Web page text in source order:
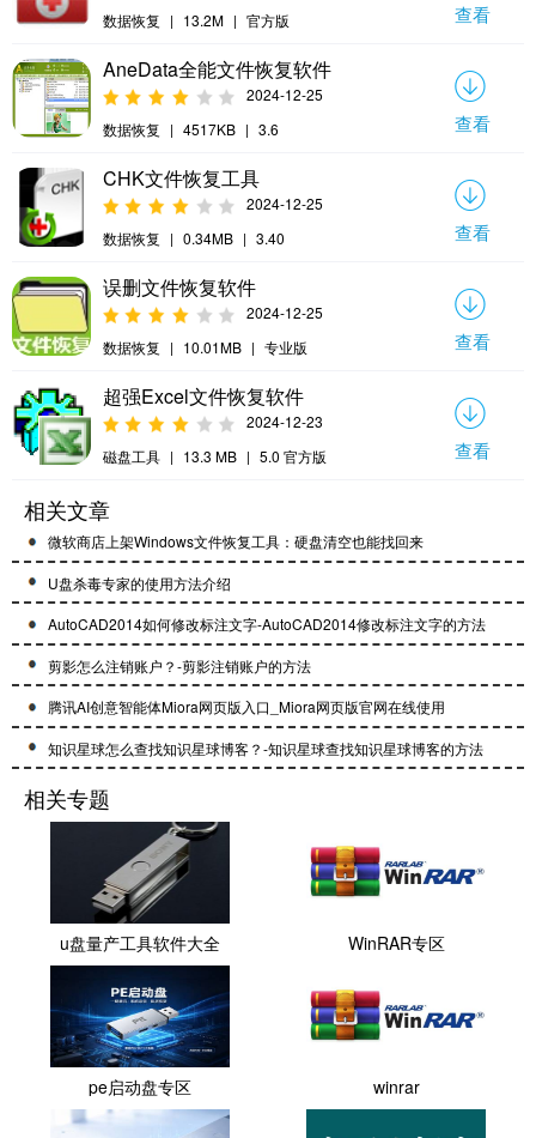
数据恢复 | 13.2M | 官方版 查看
AneData全能文件恢复软件
2024-12-25
数据恢复 | 4517KB | 3.6 查看
CHK文件恢复工具
2024-12-25
数据恢复 | 0.34MB | 3.40 查看
误删文件恢复软件
2024-12-25
数据恢复 | 10.01MB | 专业版 查看
超强Excel文件恢复软件
2024-12-23
磁盘工具 | 13.3 MB | 5.0 官方版 查看
相关文章
微软商店上架Windows文件恢复工具：硬盘清空也能找回来
U盘杀毒专家的使用方法介绍
AutoCAD2014如何修改标注文字-AutoCAD2014修改标注文字的方法
剪影怎么注销账户？-剪影注销账户的方法
腾讯AI创意智能体Miora网页版入口_Miora网页版官网在线使用
知识星球怎么查找知识星球博客？-知识星球查找知识星球博客的方法
相关专题
u盘量产工具软件大全 WinRAR专区
pe启动盘专区 winrar